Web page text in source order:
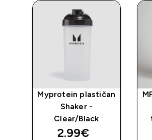
Myprotein plastičan
Shaker -
Clear/Black
discounted price
2.99€‎